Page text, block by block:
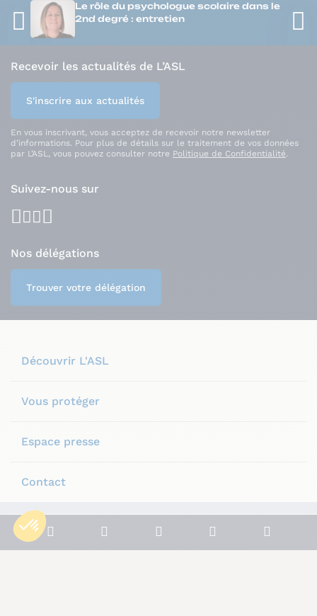
Le rôle du psychologue scolaire dans le
2nd degré : entretien
Recevoir les actualités de L’ASL
S'inscrire aux actualités
En vous inscrivant, vous acceptez de recevoir notre newsletter
d’informations. Pour plus de détails sur le traitement de vos données
par L’ASL, vous pouvez consulter notre Politique de Confidentialité.
Suivez-nous sur
facebook
instagram
linkedin
Nos délégations
Trouver votre délégation
Découvrir L'ASL
Vous protéger
Espace presse
Contact
Plan du site